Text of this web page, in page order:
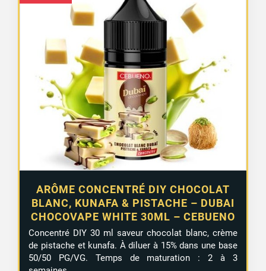
ARÔME CONCENTRÉ DIY CHOCOLAT
BLANC, KUNAFA & PISTACHE – DUBAI
CHOCOVAPE WHITE 30ML – CEBUENO
Concentré DIY 30 ml saveur chocolat blanc, crème
de pistache et kunafa. À diluer à 15% dans une base
50/50 PG/VG. Temps de maturation : 2 à 3